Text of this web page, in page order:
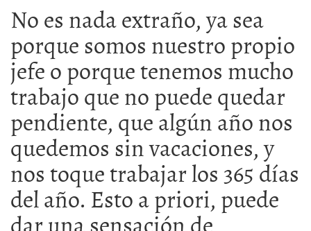
No es nada extraño, ya sea
porque somos nuestro propio
jefe o porque tenemos mucho
trabajo que no puede quedar
pendiente, que algún año nos
quedemos sin vacaciones, y
nos toque trabajar los 365 días
del año. Esto a priori, puede
dar una sensación de